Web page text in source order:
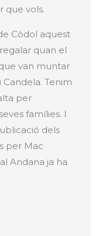
que vols.
Còdol aquest
quan el
van muntar
Candela. Tenim
per
famílies. I
dels
per Mac
Andana ja ha